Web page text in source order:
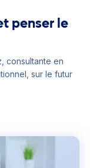
penser le
consultante en
sur le futur